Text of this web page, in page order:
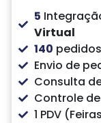
5
Virtual
140
Envio de
Consulta
Controle
1 PDV